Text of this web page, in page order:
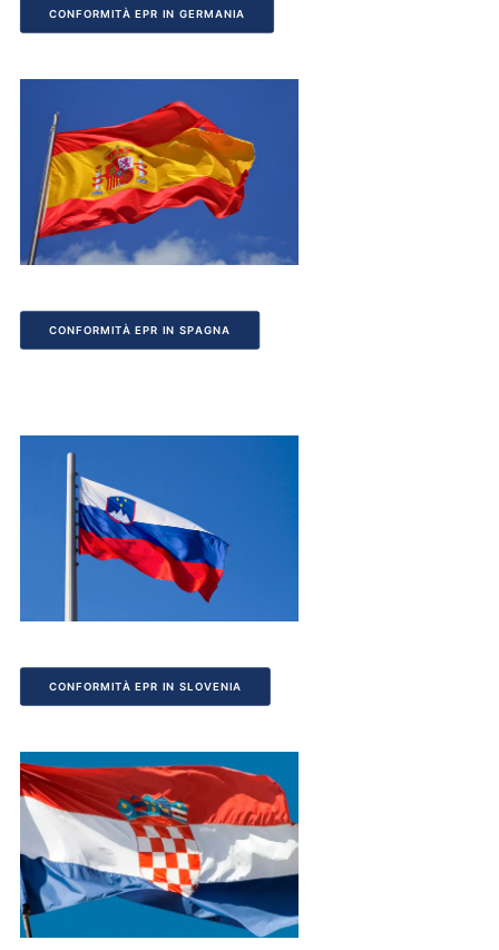
CONFORMITÀ EPR IN GERMANIA
CONFORMITÀ EPR IN SPAGNA
CONFORMITÀ EPR IN SLOVENIA